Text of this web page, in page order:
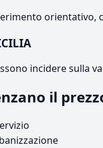
orientativo,
incidere sulla
il